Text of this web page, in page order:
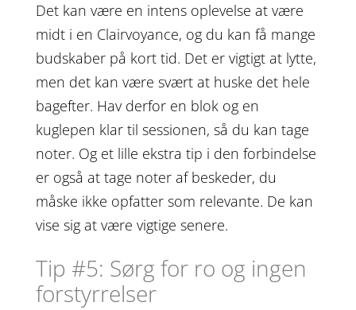
Det kan være en intens oplevelse at være
midt i en Clairvoyance, og du kan få mange
budskaber på kort tid. Det er vigtigt at lytte,
men det kan være svært at huske det hele
bagefter. Hav derfor en blok og en
kuglepen klar til sessionen, så du kan tage
noter. Og et lille ekstra tip i den forbindelse
er også at tage noter af beskeder, du
måske ikke opfatter som relevante. De kan
vise sig at være vigtige senere.
Tip #5: Sørg for ro og ingen
forstyrrelser